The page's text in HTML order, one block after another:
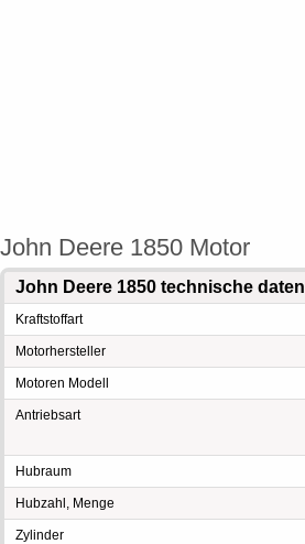
John Deere 1850 Motor
John Deere 1850 technische daten
Kraftstoffart
Motorhersteller
Motoren Modell
Antriebsart
Hubraum
Hubzahl, Menge
Zylinder